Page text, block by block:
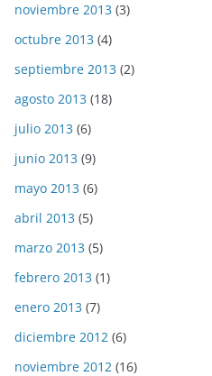
noviembre 2013 (3)
octubre 2013 (4)
septiembre 2013 (2)
agosto 2013 (18)
julio 2013 (6)
junio 2013 (9)
mayo 2013 (6)
abril 2013 (5)
marzo 2013 (5)
febrero 2013 (1)
enero 2013 (7)
diciembre 2012 (6)
noviembre 2012 (16)